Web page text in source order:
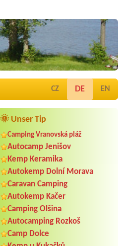
CZ DE EN
🌞 Unser Tip
Camping Vranovská pláž
Autocamp Jenišov
Kemp Keramika
Autokemp Dolní Morava
Caravan Camping
Autokemp Kačer
Camping Olšina
Autocamping Rozkoš
Camp Dolce